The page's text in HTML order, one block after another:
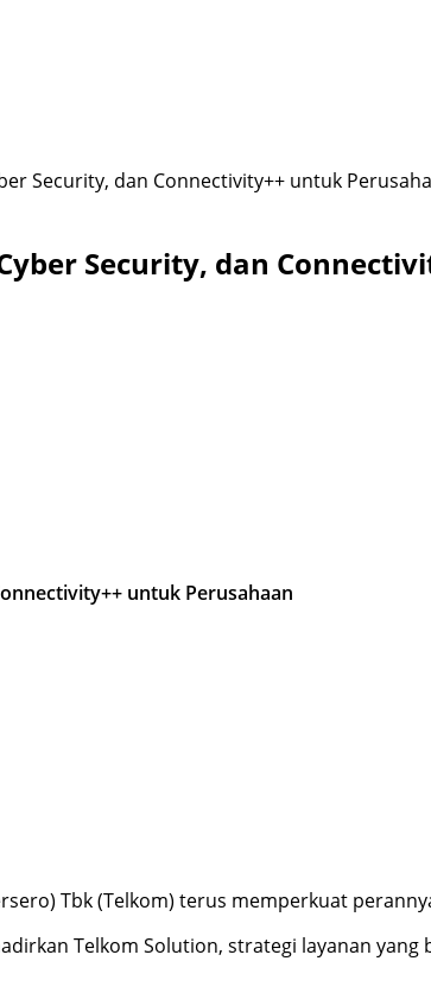
Security, dan Connectivity++ untuk
Security, dan
untuk Perusahaan
Tbk (Telkom) terus memperkuat
Telkom Solution, strategi layanan yang